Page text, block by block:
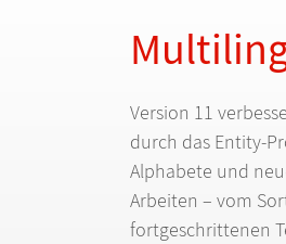
Version 11
durch das Entity-
Alphabete und
Arbeiten – vom
fortgeschrittenen